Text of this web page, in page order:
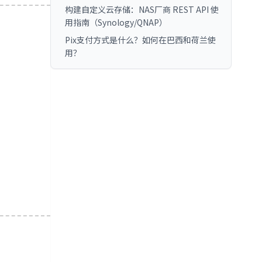
构建自定义云存储：NAS厂商 REST API 使
用指南（Synology/QNAP）
Pix支付方式是什么？如何在巴西和荷兰使
用？